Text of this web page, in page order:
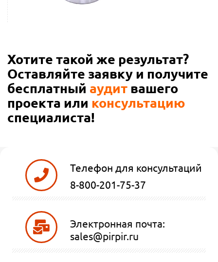
Хотите такой же результат?
Оставляйте заявку и получите
бесплатный аудит вашего
проекта или консультацию
специалиста!
Телефон для консультаций
8-800-201-75-37
Электронная почта:
sales@pirpir.ru